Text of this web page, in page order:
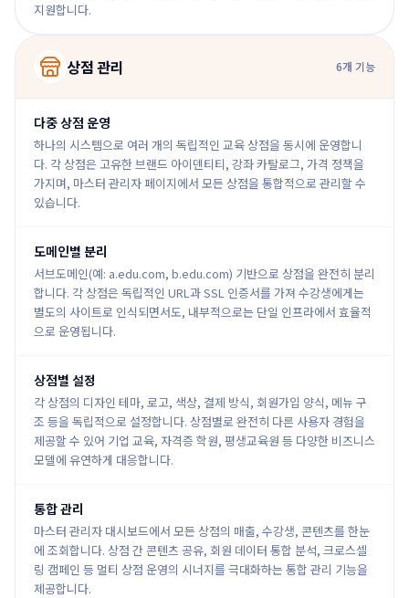
지원합니다.
상점 관리 6개 기능
다중 상점 운영
하나의 시스템으로 여러 개의 독립적인 교육 상점을 동시에 운영합니
다. 각 상점은 고유한 브랜드 아이덴티티, 강좌 카탈로그, 가격 정책을
가지며, 마스터 관리자 페이지에서 모든 상점을 통합적으로 관리할 수
있습니다.
도메인별 분리
서브도메인(예: a.edu.com, b.edu.com) 기반으로 상점을 완전히 분리
합니다. 각 상점은 독립적인 URL과 SSL 인증서를 가져 수강생에게는
별도의 사이트로 인식되면서도, 내부적으로는 단일 인프라에서 효율적
으로 운영됩니다.
상점별 설정
각 상점의 디자인 테마, 로고, 색상, 결제 방식, 회원가입 양식, 메뉴 구
조 등을 독립적으로 설정합니다. 상점별로 완전히 다른 사용자 경험을
제공할 수 있어 기업 교육, 자격증 학원, 평생교육원 등 다양한 비즈니스
모델에 유연하게 대응합니다.
통합 관리
마스터 관리자 대시보드에서 모든 상점의 매출, 수강생, 콘텐츠를 한눈
에 조회합니다. 상점 간 콘텐츠 공유, 회원 데이터 통합 분석, 크로스셀
링 캠페인 등 멀티 상점 운영의 시너지를 극대화하는 통합 관리 기능을
제공합니다.